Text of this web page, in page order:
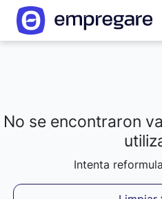
Cargando resultados...
No se encontraron
Intenta